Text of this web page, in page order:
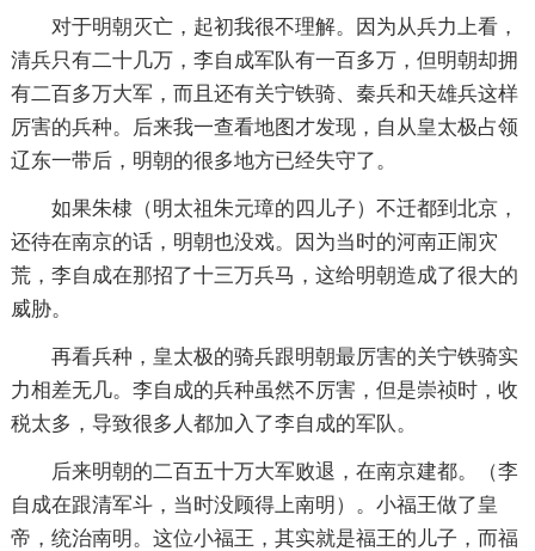
对于明朝灭亡，起初我很不理解。因为从兵力上看，
清兵只有二十几万，李自成军队有一百多万，但明朝却拥
有二百多万大军，而且还有关宁铁骑、秦兵和天雄兵这样
厉害的兵种。后来我一查看地图才发现，自从皇太极占领
辽东一带后，明朝的很多地方已经失守了。
如果朱棣（明太祖朱元璋的四儿子）不迁都到北京，
还待在南京的话，明朝也没戏。因为当时的河南正闹灾
荒，李自成在那招了十三万兵马，这给明朝造成了很大的
威胁。
再看兵种，皇太极的骑兵跟明朝最厉害的关宁铁骑实
力相差无几。李自成的兵种虽然不厉害，但是崇祯时，收
税太多，导致很多人都加入了李自成的军队。
后来明朝的二百五十万大军败退，在南京建都。（李
自成在跟清军斗，当时没顾得上南明）。小福王做了皇
帝，统治南明。这位小福王，其实就是福王的儿子，而福